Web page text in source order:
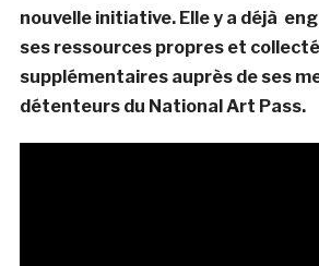
nouvelle initiative. Elle y a déjà
ses ressources propres et
supplémentaires auprès de ses
détenteurs du National Art Pass.